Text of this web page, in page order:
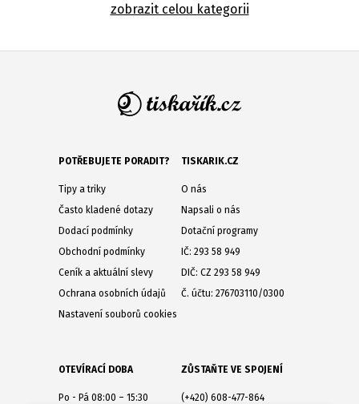
zobrazit celou kategorii
POTŘEBUJETE PORADIT?
Tipy a triky
Často kladené dotazy
Dodací podmínky
Obchodní podmínky
Ceník a aktuální slevy
Ochrana osobních údajů
Nastavení souborů cookies
TISKARIK.CZ
O nás
Napsali o nás
Dotační programy
IČ: 293 58 949
DIČ: CZ 293 58 949
Č. účtu: 276703110/0300
OTEVÍRACÍ DOBA
Po - Pá 08:00 – 15:30
ZŮSTAŇTE VE SPOJENÍ
(+420) 608-477-864